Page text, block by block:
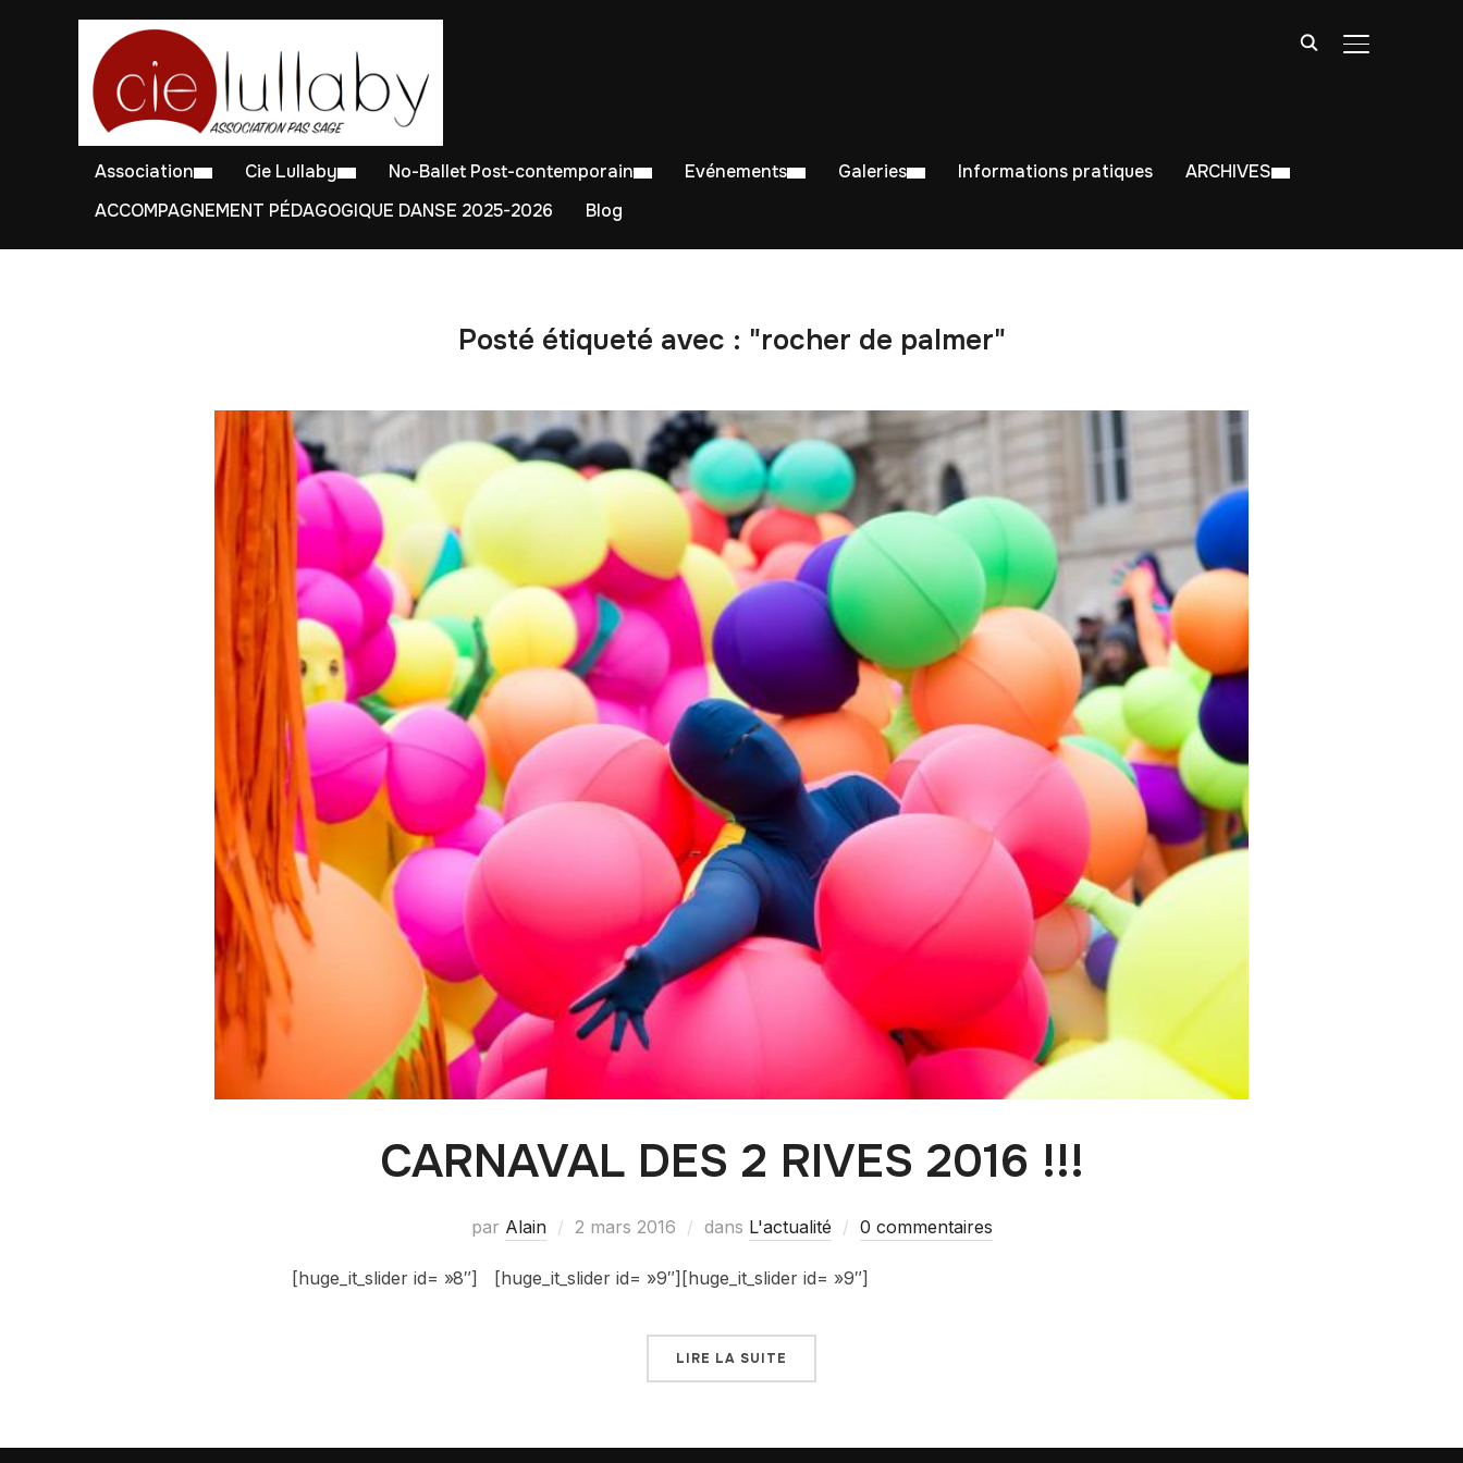
BASCULER
Association Cie Lullaby No-Ballet Post-contemporain Evénements Galeries Informations pratiques
ARCHIVES
ACCOMPAGNEMENT PÉDAGOGIQUE DANSE 2025-2026
Blog
Posté étiqueté avec : "rocher de palmer"
CARNAVAL DES 2 RIVES 2016 !!!
par Alain 2 mars 2016 dans L'actualité 0 commentaires
[huge_it_slider id= »8″] [huge_it_slider id= »9″][huge_it_slider id= »9″]
LIRE LA SUITE